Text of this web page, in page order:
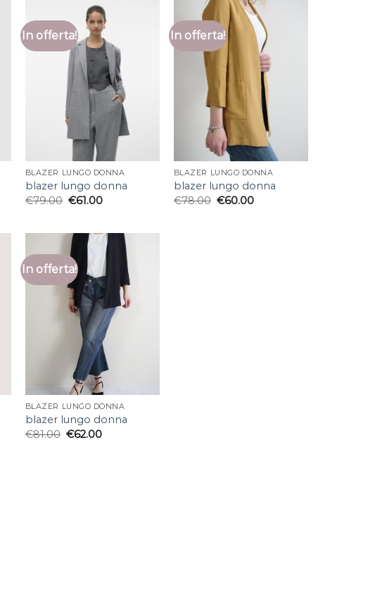
In offerta!
BLAZER LUNGO DONNA
blazer lungo donna
€79.00 €61.00
In offerta!
BLAZER LUNGO DONNA
blazer lungo donna
€78.00 €60.00
In offerta!
BLAZER LUNGO DONNA
blazer lungo donna
€81.00 €62.00